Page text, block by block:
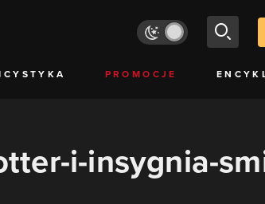
PROMOCJE
i-insygnia-